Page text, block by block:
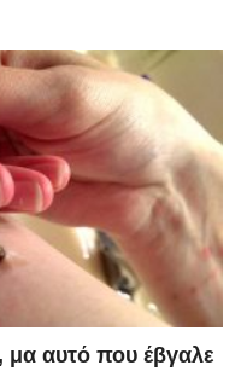
μα αυτό που έβγαλε